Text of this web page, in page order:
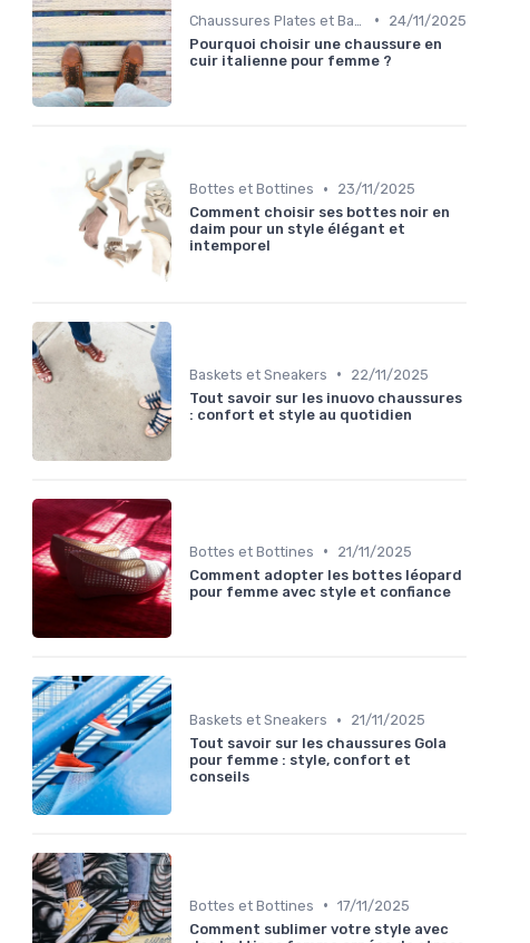
•
24/11/2025
Pourquoi choisir une chaussure en
cuir italienne pour femme ?
Bottes et Bottines •
23/11/2025
Comment choisir ses bottes noir en
daim pour un style élégant et
intemporel
Baskets et Sneakers •
22/11/2025
Tout savoir sur les inuovo chaussures
: confort et style au quotidien
Bottes et Bottines •
21/11/2025
Comment adopter les bottes léopard
pour femme avec style et confiance
Baskets et Sneakers •
21/11/2025
Tout savoir sur les chaussures Gola
pour femme : style, confort et
conseils
Bottes et Bottines • 17/11/2025
Comment sublimer votre style avec